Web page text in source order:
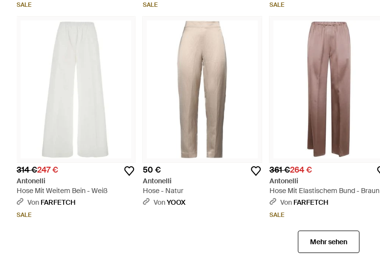
SALE SALE SALE
314 €247 €
Antonelli
Hose Mit Weitem Bein - Weiß
Von FARFETCH
SALE
50 €
Antonelli
Hose - Natur
VonYOOX
361 €264 €
Antonelli
Hose Mit Elastischem Bund - Braun
Von FARFETCH
SALE
Mehr sehen